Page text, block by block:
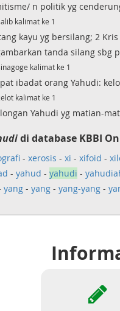
n politik yg
kalimat ke 1
kayu yg bersilang; 2
tanda silang sbg
kalimat ke 1
ibadat orang Yahudi:
kalimat ke 1
Yahudi yg matian-
di database KBBI
- xerosis - xi - xifoid -
- yahud - yahudi -
yang- yang- yang-yang-